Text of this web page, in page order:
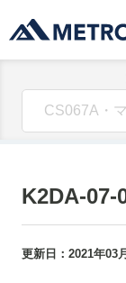
K2DA-07-
更新日： 2021年03